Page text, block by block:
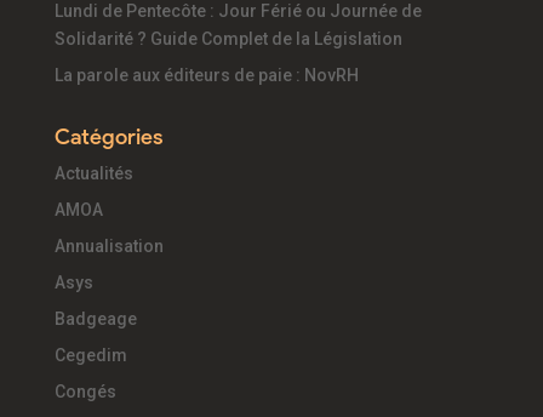
Lundi de Pentecôte : Jour Férié ou Journée de
Solidarité ? Guide Complet de la Législation
La parole aux éditeurs de paie : NovRH
Catégories
Actualités
AMOA
Annualisation
Asys
Badgeage
Cegedim
Congés